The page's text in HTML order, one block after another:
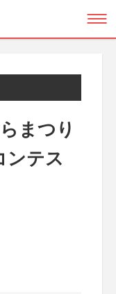
まつり
ンテス